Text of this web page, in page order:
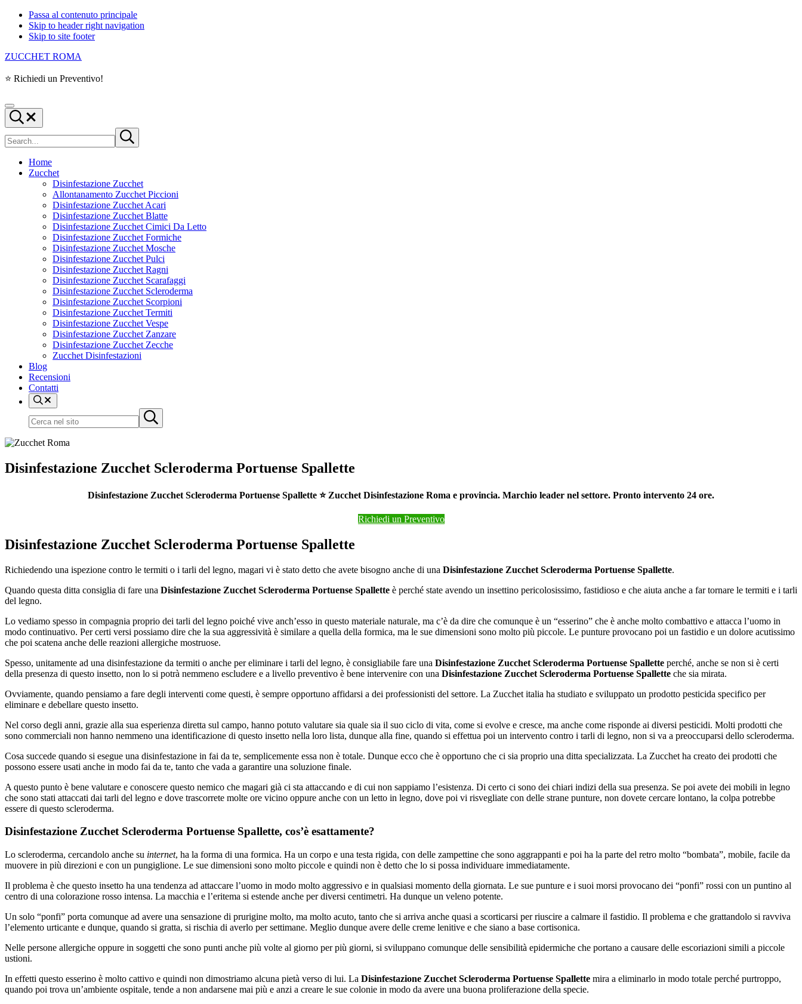
Passa al contenuto principale
Skip to header right navigation
Skip to site footer
ZUCCHET ROMA
⭐ Richiedi un Preventivo!
Menu
Search...
nel
Submit
search
Home
Zucchet
Disinfestazione Zucchet
Allontanamento Zucchet Piccioni
Disinfestazione Zucchet Acari
Disinfestazione Zucchet Blatte
Disinfestazione Zucchet Cimici Da Letto
Disinfestazione Zucchet Formiche
Disinfestazione Zucchet Mosche
Disinfestazione Zucchet Pulci
Disinfestazione Zucchet Ragni
Disinfestazione Zucchet Scarafaggi
Disinfestazione Zucchet Scleroderma
Disinfestazione Zucchet Scorpioni
Disinfestazione Zucchet Termiti
Disinfestazione Zucchet Vespe
Disinfestazione Zucchet Zanzare
Disinfestazione Zucchet Zecche
Zucchet Disinfestazioni
Blog
Recensioni
Contatti
Cerca
nel
sito
nel
Submit
search
Disinfestazione Zucchet Scleroderma Portuense Spallette
Disinfestazione Zucchet Scleroderma Portuense Spallette ⭐ Zucchet Disinfestazione Roma e provincia. Marchio leader nel settore. Pronto intervento 24 ore.
Richiedi un Preventivo
Disinfestazione Zucchet Scleroderma Portuense Spallette
Richiedendo una ispezione contro le termiti o i tarli del legno, magari vi è stato detto che avete bisogno anche di una Disinfestazione Zucchet Scleroderma Portuense Spallette.
Quando questa ditta consiglia di fare una Disinfestazione Zucchet Scleroderma Portuense Spallette è perché state avendo un insettino pericolosissimo, fastidioso e che aiuta anche a far tornare le termiti e i tarli
del legno.
Lo vediamo spesso in compagnia proprio dei tarli del legno poiché vive anch’esso in questo materiale naturale, ma c’è da dire che comunque è un “esserino” che è anche molto combattivo e attacca l’uomo in
modo continuativo. Per certi versi possiamo dire che la sua aggressività è similare a quella della formica, ma le sue dimensioni sono molto più piccole. Le punture provocano poi un fastidio e un dolore acutissimo
che poi scatena anche delle reazioni allergiche mostruose.
Spesso, unitamente ad una disinfestazione da termiti o anche per eliminare i tarli del legno, è consigliabile fare una Disinfestazione Zucchet Scleroderma Portuense Spallette perché, anche se non si è certi
della presenza di questo insetto, non lo si potrà nemmeno escludere e a livello preventivo è bene intervenire con una Disinfestazione Zucchet Scleroderma Portuense Spallette che sia mirata.
Ovviamente, quando pensiamo a fare degli interventi come questi, è sempre opportuno affidarsi a dei professionisti del settore. La Zucchet italia ha studiato e sviluppato un prodotto pesticida specifico per
eliminare e debellare questo insetto.
Nel corso degli anni, grazie alla sua esperienza diretta sul campo, hanno potuto valutare sia quale sia il suo ciclo di vita, come si evolve e cresce, ma anche come risponde ai diversi pesticidi. Molti prodotti che
sono commerciali non hanno nemmeno una identificazione di questo insetto nella loro lista, dunque alla fine, quando si effettua poi un intervento contro i tarli di legno, non si va a preoccuparsi dello scleroderma.
Cosa succede quando si esegue una disinfestazione in fai da te, semplicemente essa non è totale. Dunque ecco che è opportuno che ci sia proprio una ditta specializzata. La Zucchet ha creato dei prodotti che
possono essere usati anche in modo fai da te, tanto che vada a garantire una soluzione finale.
A questo punto è bene valutare e conoscere questo nemico che magari già ci sta attaccando e di cui non sappiamo l’esistenza. Di certo ci sono dei chiari indizi della sua presenza. Se poi avete dei mobili in legno
che sono stati attaccati dai tarli del legno e dove trascorrete molte ore vicino oppure anche con un letto in legno, dove poi vi risvegliate con delle strane punture, non dovete cercare lontano, la colpa potrebbe
essere di questo scleroderma.
Disinfestazione Zucchet Scleroderma Portuense Spallette, cos’è esattamente?
Lo scleroderma, cercandolo anche su internet, ha la forma di una formica. Ha un corpo e una testa rigida, con delle zampettine che sono aggrappanti e poi ha la parte del retro molto “bombata”, mobile, facile da
muovere in più direzioni e con un pungiglione. Le sue dimensioni sono molto piccole e quindi non è detto che lo si possa individuare immediatamente.
Il problema è che questo insetto ha una tendenza ad attaccare l’uomo in modo molto aggressivo e in qualsiasi momento della giornata. Le sue punture e i suoi morsi provocano dei “ponfi” rossi con un puntino al
centro di una colorazione rosso intensa. La macchia e l’eritema si estende anche per diversi centimetri. Ha dunque un veleno potente.
Un solo “ponfi” porta comunque ad avere una sensazione di prurigine molto, ma molto acuto, tanto che si arriva anche quasi a scorticarsi per riuscire a calmare il fastidio. Il problema e che grattandolo si ravviva
l’elemento urticante e dunque, quando si gratta, si rischia di averlo per settimane. Meglio dunque avere delle creme lenitive e che siano a base cortisonica.
Nelle persone allergiche oppure in soggetti che sono punti anche più volte al giorno per più giorni, si sviluppano comunque delle sensibilità epidermiche che portano a causare delle escoriazioni simili a piccole
ustioni.
In effetti questo esserino è molto cattivo e quindi non dimostriamo alcuna pietà verso di lui. La Disinfestazione Zucchet Scleroderma Portuense Spallette mira a eliminarlo in modo totale perché purtroppo,
quando poi trova un’ambiente ospitale, tende a non andarsene mai più e anzi a creare le sue colonie in modo da avere una buona proliferazione della specie.